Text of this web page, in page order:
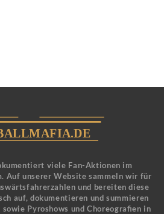
viele Fan-Aktionen im
Auf unserer Website sammeln wir für
und bereiten diese
auf, dokumentieren und summieren
Pyroshows und Choreografien in